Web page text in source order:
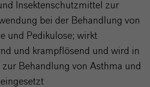
Insektenschutzmittel zur
bei der Behandlung von
und Pedikulose; wirkt
und krampflösend und wird in
Behandlung von Asthma und